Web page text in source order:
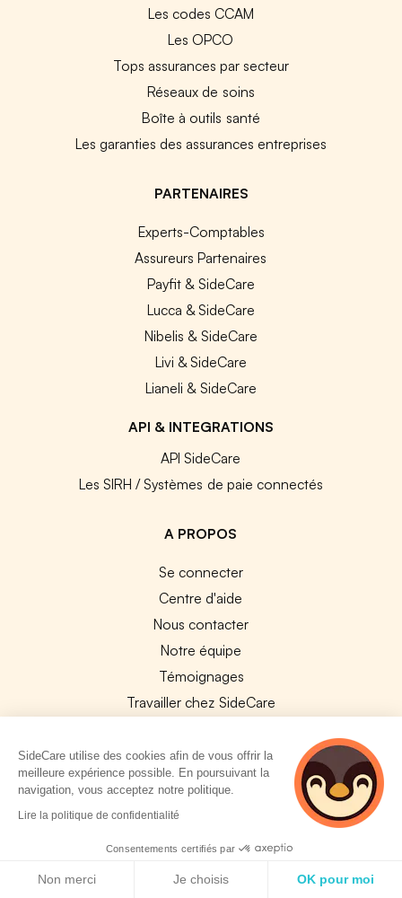
Les codes CCAM
Les OPCO
Tops assurances par secteur
Réseaux de soins
Boîte à outils santé
Les garanties des assurances entreprises
PARTENAIRES
Experts-Comptables
Assureurs Partenaires
Payfit & SideCare
Lucca & SideCare
Nibelis & SideCare
Livi & SideCare
Lianeli & SideCare
API & INTEGRATIONS
API SideCare
Les SIRH / Systèmes de paie connectés
A PROPOS
Se connecter
Centre d'aide
Nous contacter
Notre équipe
Témoignages
Travailler chez SideCare
CGU & RGPD
Cookies
NOS APPS
App Store
Google Play
SideCare utilise des cookies afin de vous offrir la
meilleure expérience possible. En poursuivant la
navigation, vous acceptez notre politique.
Lire la politique de confidentialité
Consentements certifiés par
Non merci Je choisis OK pour moi
2 personnes
consultent
actuellement cette